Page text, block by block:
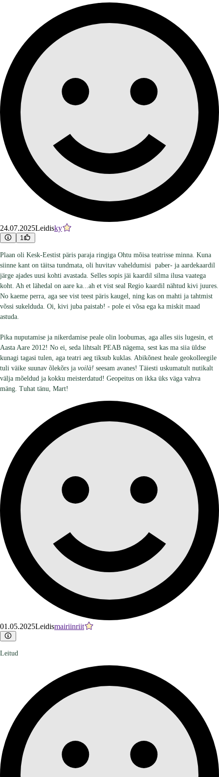
24.07.2025Leidisky
1
Plaan oli Kesk-Eestist päris paraja ringiga Ohtu mõisa teatrisse minna. Kuna
siinne kant on täitsa tundmata, oli huvitav vaheldumisi paber- ja aardekaardil
järge ajades uusi kohti avastada. Selles sopis jäi kaardil silma ilusa vaatega
koht. Ah et lähedal on aare ka...ah et vist seal Regio kaardil nähtud kivi juures.
No kaeme perra, aga see vist teest päris kaugel, ning kas on mahti ja tahtmist
võssi sukelduda. Oi, kivi juba paistab! - pole ei võsa ega ka miskit maad
astuda.
Pika nuputamise ja nikerdamise peale olin loobumas, aga alles siis lugesin, et
Aasta Aare 2012! No ei, seda lihtsalt PEAB nägema, sest kas ma siia üldse
kunagi tagasi tulen, aga teatri aeg tiksub kuklas. Abikõnest heale geokolleegile
tuli väike suunav õlekõrs ja voilà! seesam avanes! Täiesti uskumatult nutikalt
välja mõeldud ja kokku meisterdatud! Geopeitus on ikka üks väga vahva
mäng. Tuhat tänu, Mart!
01.05.2025Leidismairiinriit
Leitud